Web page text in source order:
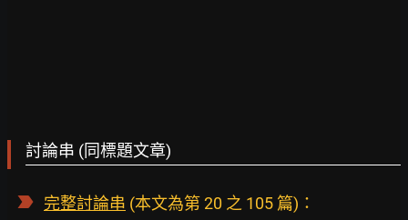
討論串 (同標題文章)
完整討論串 (本文為第 20 之 105 篇)：